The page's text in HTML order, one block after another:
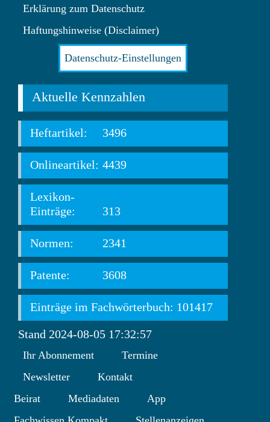
Erklärung zum Datenschutz
Haftungshinweise (Disclaimer)
Datenschutz-Einstellungen
Aktuelle Kennzahlen
Heftartikel: 3496
Onlineartikel: 4439
Lexikon-
Einträge:
313
Normen: 2341
Patente: 3608
Einträge im Fachwörterbuch: 101417
Stand 2024-08-05 17:32:57
Ihr Abonnement
Termine
Newsletter
Kontakt
Beirat
Mediadaten
App